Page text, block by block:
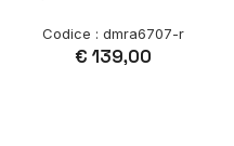
Codice : dmra6707-r
€ 139,00